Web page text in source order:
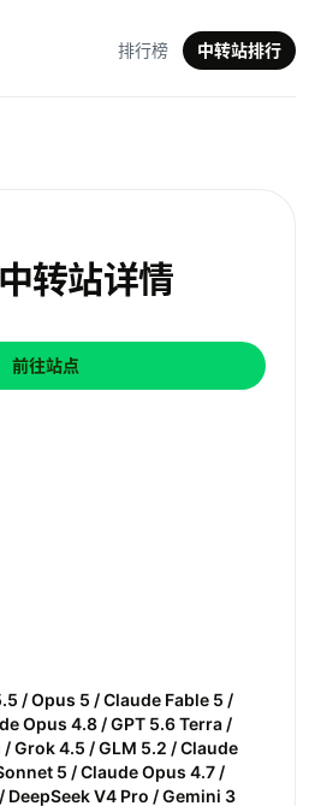
排行榜 中转站排行
转站详情
前往站点
/ Opus 5 / Claude Fable 5 /
Opus 4.8 / GPT 5.6 Terra /
/ Grok 4.5 / GLM 5.2 / Claude
5 / Claude Opus 4.7 /
DeepSeek V4 Pro / Gemini 3